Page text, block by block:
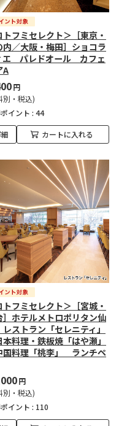
トフミセレクト＞［東京・
内／大阪・梅田］ショコラ
エ パレドオール カフェ
A
円
別・税込)
イント : 44
カートに入れる
トフミセレクト＞［宮城・
］ホテルメトロポリタン仙
ストラン「セレニティ」
本料理・鉄板焼「はや瀬」
国料理「桃李」 ランチペ
円
別・税込)
イント : 110